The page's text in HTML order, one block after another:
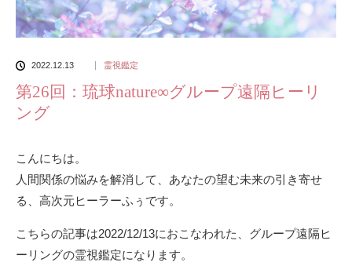
2022.12.13 霊視鑑定
第26回：琉球nature∞グループ遠隔ヒーリ
ング
こんにちは。
人間関係の悩みを解消して、あなたの望む未来の引き寄せ
る、高次元ヒーラーふぅです。
こちらの記事は2022/12/13におこなわれた、グループ遠隔ヒ
ーリングの霊視鑑定になります。